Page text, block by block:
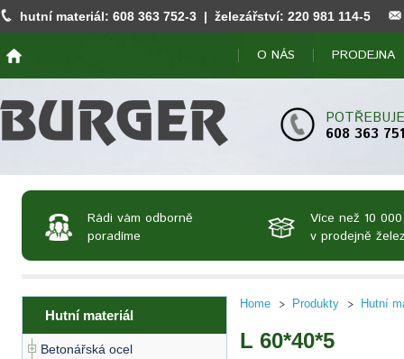
hutní materiál: 608 363 752-3 | železářství: 220 981 114-5
O NÁS PRODEJNA
608 363 751
Rádi vám odborně
poradíme
Více než 10
v prodejně
Hutní materiál
Betonářská ocel
Home Produkty Hutní
L 60*40*5